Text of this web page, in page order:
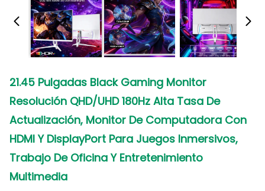
21.45 Pulgadas Black Gaming Monitor
Resolución QHD/UHD 180Hz Alta Tasa De
Actualización, Monitor De Computadora Con
HDMI Y DisplayPort Para Juegos Inmersivos,
Trabajo De Oficina Y Entretenimiento
Multimedia